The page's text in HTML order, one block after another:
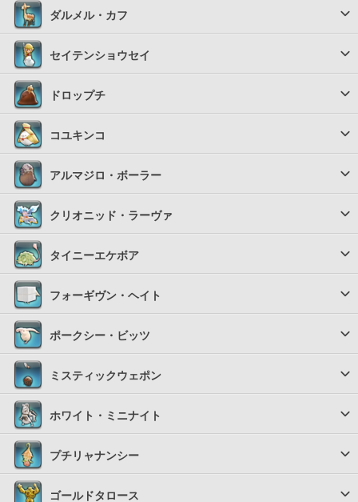
ダルメル・カフ
セイテンショウセイ
ドロップチ
コユキンコ
アルマジロ・ボーラー
クリオニッド・ラーヴァ
タイニーエケボア
フォーギヴン・ヘイト
ポークシー・ビッツ
ミスティックウェポン
ホワイト・ミニナイト
プチリャナンシー
ゴールドタロース